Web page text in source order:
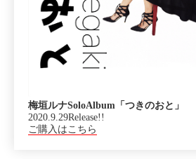
梅垣ルナSoloAlbum「つきのおと」
2020.9.29Release!!
ご購入はこちら